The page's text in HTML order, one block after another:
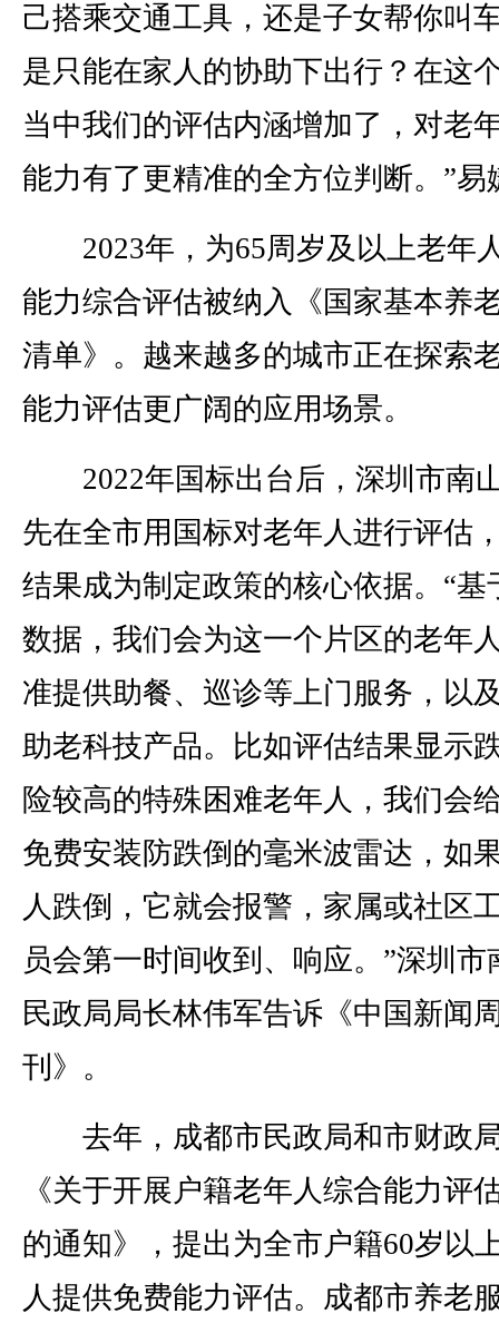
己搭乘交通工具，还是子女帮你叫
是只能在家人的协助下出行？在这
当中我们的评估内涵增加了，对老
能力有了更精准的全方位判断。”易
2023年，为65周岁及以上老年
能力综合评估被纳入《国家基本养
清单》。越来越多的城市正在探索
能力评估更广阔的应用场景。
2022年国标出台后，深圳市南
先在全市用国标对老年人进行评估
结果成为制定政策的核心依据。“基
数据，我们会为这一个片区的老年
准提供助餐、巡诊等上门服务，以
助老科技产品。比如评估结果显示
险较高的特殊困难老年人，我们会
免费安装防跌倒的毫米波雷达，如
人跌倒，它就会报警，家属或社区
员会第一时间收到、响应。”深圳市
民政局局长林伟军告诉《中国新闻
刊》。
去年，成都市民政局和市财政
《关于开展户籍老年人综合能力评
的通知》，提出为全市户籍60岁以
人提供免费能力评估。成都市养老